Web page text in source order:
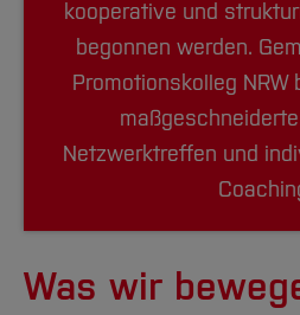
kooperative und
begonnen werden.
Promotionskolleg
Netzwerktreffen und
Was wir